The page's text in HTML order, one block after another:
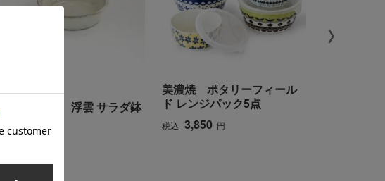
［ご自宅用］ 浮雲 サラダ鉢
税込 2,750
美濃焼 ポタリーフィール
ド レンジパック5点
税込 3,850 円